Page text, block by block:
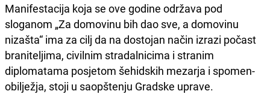
Manifestacija koja se ove godine održava pod
sloganom „Za domovinu bih dao sve, a domovinu
nizašta“ ima za cilj da na dostojan način izrazi počast
braniteljima, civilnim stradalnicima i stranim
diplomatama posjetom šehidskih mezarja i spomen-
obilježja, stoji u saopštenju Gradske uprave.